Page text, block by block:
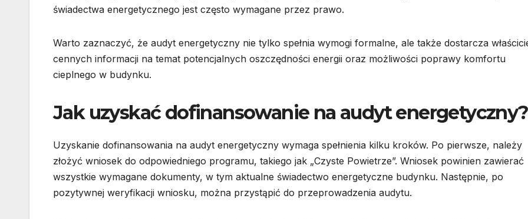
świadectwa energetycznego jest często wymagane przez prawo.
Warto zaznaczyć, że audyt energetyczny nie tylko spełnia wymogi formalne, ale także dostarcza
cennych informacji na temat potencjalnych oszczędności energii oraz możliwości poprawy komfortu
cieplnego w budynku.
Jak uzyskać dofinansowanie na audyt energetyczny?
Uzyskanie dofinansowania na audyt energetyczny wymaga spełnienia kilku kroków. Po pierwsze, należy
złożyć wniosek do odpowiedniego programu, takiego jak „Czyste Powietrze”. Wniosek powinien zawierać
wszystkie wymagane dokumenty, w tym aktualne świadectwo energetyczne budynku. Następnie, po
pozytywnej weryfikacji wniosku, można przystąpić do przeprowadzenia audytu.